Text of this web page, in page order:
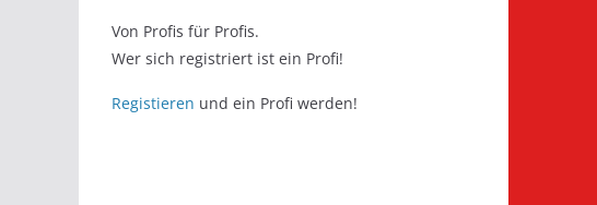
Von Profis für Profis.
Wer sich registriert ist ein Profi!
Registieren und ein Profi werden!